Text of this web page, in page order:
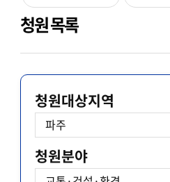
청원 목록
청원대상지역
청원분야